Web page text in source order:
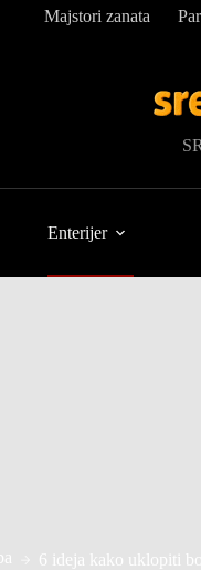
Majstori zanata
Enterijer
6 ideja kako uklopiti